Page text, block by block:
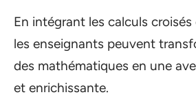
En intégrant les calculs croisés
les enseignants peuvent
des mathématiques en une
et enrichissante.